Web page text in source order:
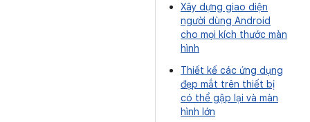
Xây dựng giao diện
người dùng Android
cho mọi kích thước màn
hình
Thiết kế các ứng dụng
đẹp mắt trên thiết bị
có thể gập lại và màn
hình lớn